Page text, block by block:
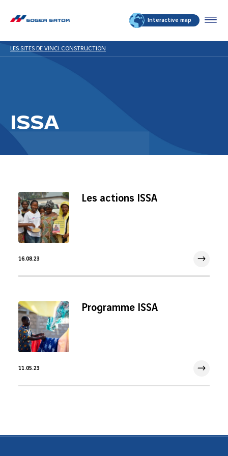
Interactive map
LES SITES DE VINCI CONSTRUCTION
ISSA
Les actions ISSA
16.08.23
Programme ISSA
11.05.23